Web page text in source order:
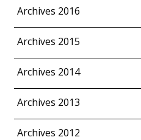
Archives 2016
Archives 2015
Archives 2014
Archives 2013
Archives 2012